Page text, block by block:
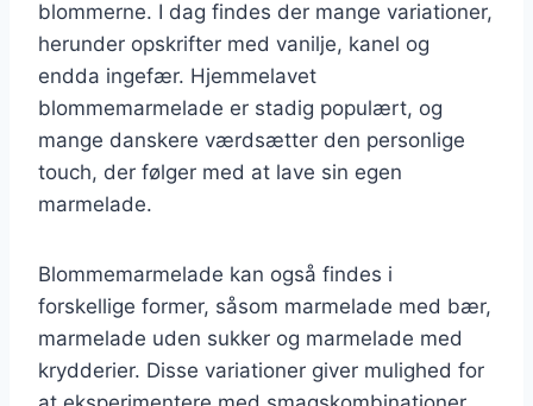
blommerne. I dag findes der mange variationer,
herunder opskrifter med vanilje, kanel og
endda ingefær. Hjemmelavet
blommemarmelade er stadig populært, og
mange danskere værdsætter den personlige
touch, der følger med at lave sin egen
marmelade.
Blommemarmelade kan også findes i
forskellige former, såsom marmelade med bær,
marmelade uden sukker og marmelade med
krydderier. Disse variationer giver mulighed for